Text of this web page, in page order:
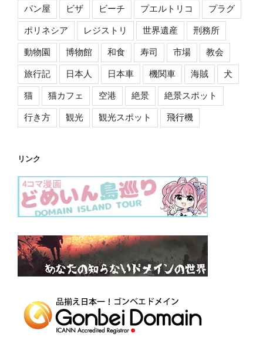
パン屋 ビザ ビーチ プエルトリコ プラグ
ポリネシア レジストリ 世界遺産 刑務所
動物園 博物館 和食 寿司 市場 教会
旅行記 日本人 日本車 機関車 海賊 犬
猫 猫カフェ 空港 絶景 絶景スポット
行き方 観光 観光スポット 飛行機
リンク